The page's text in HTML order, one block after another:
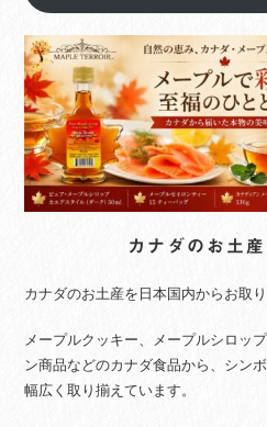
カナダのお土
カナダのお土産を日本国内からお取
メープルクッキー、メープルシロッ
ン商品などのカナダ食品から、シン
幅広く取り揃えています。